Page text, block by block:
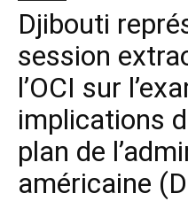
Djibouti
session
l’OCI sur
implications
plan de
américaine